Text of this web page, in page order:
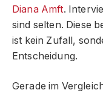
Diana Amft.
sind selten. Diese
ist kein Zufall,
Entscheidung.
Gerade im